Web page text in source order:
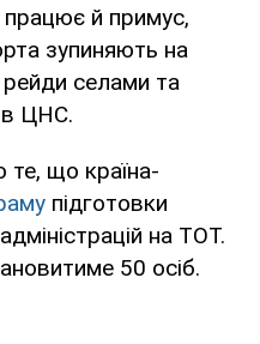
й примус,
зупиняють на
селами та
в ЦНС.
те, що країна-
підготовки
на ТОТ.
50 осіб.